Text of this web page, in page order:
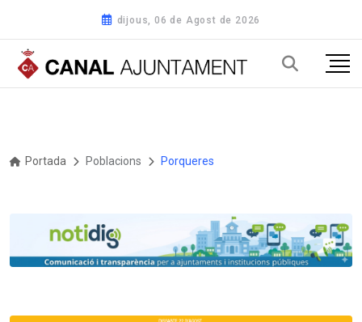
dijous, 06 de Agost de 2026
Portada Poblacions Porqueres